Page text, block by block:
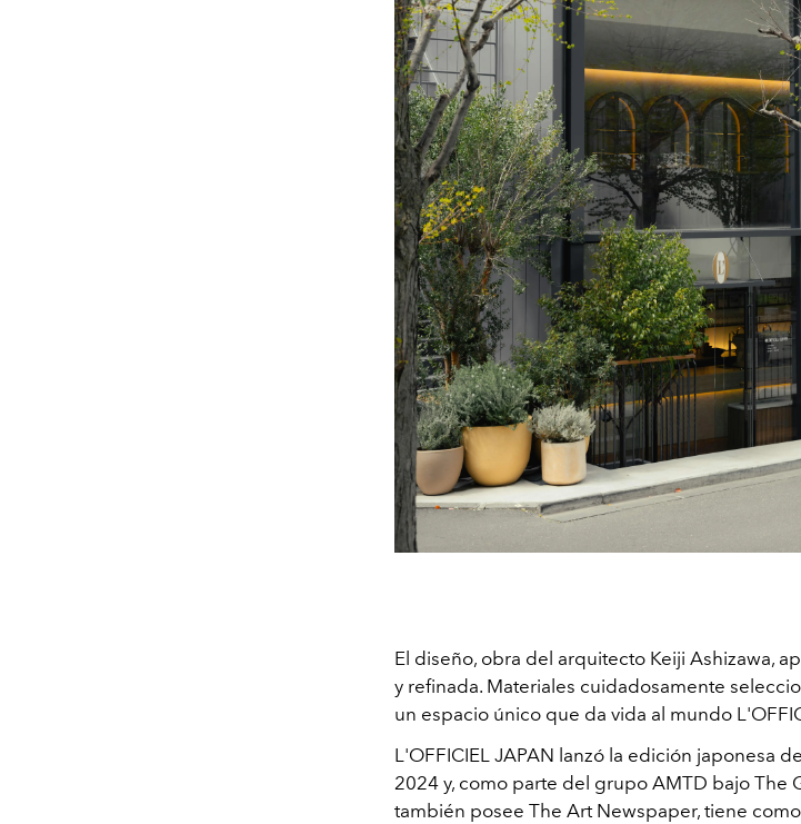
El diseño, obra del arquitecto Keiji Ashizawa,
y refinada. Materiales cuidadosamente
un espacio único que da vida al mundo
L'OFFICIEL JAPAN lanzó la edición japonesa de
2024 y, como parte del grupo AMTD bajo The
también posee The Art Newspaper, tiene